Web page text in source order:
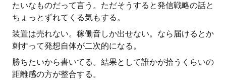
たいなものだって言う。ただそうすると発信戦略の話と
ちょっとずれてくる気もする。
装置は売れない。稼働音しか出せない。なら届けるとか
刺すって発想自体が二次的になる。
勝ちたいから書いてる。結果として誰かが拾うくらいの
距離感の方が整合する。